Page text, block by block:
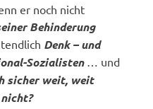
er noch nicht
Behinderung
Denk – und
Sozialisten… und
sicher weit, weit